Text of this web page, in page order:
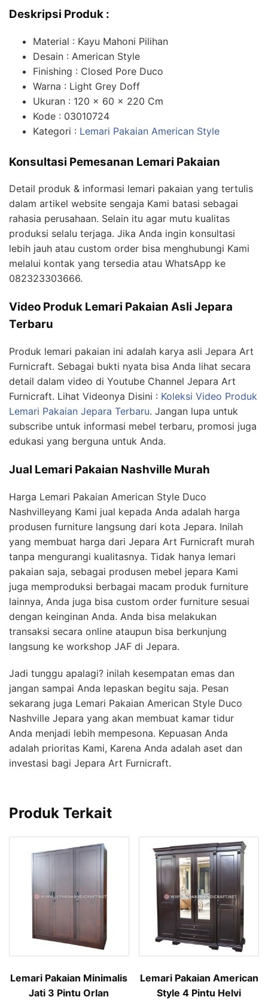
Deskripsi Produk :
Material : Kayu Mahoni Pilihan
Desain : American Style
Finishing : Closed Pore Duco
Warna : Light Grey Doff
Ukuran : 120 x 60 x 220 Cm
Kode : 03010724
Kategori : Lemari Pakaian American Style
Konsultasi Pemesanan Lemari Pakaian
Detail produk & informasi lemari pakaian yang tertulis
dalam artikel website sengaja Kami batasi sebagai
rahasia perusahaan. Selain itu agar mutu kualitas
produksi selalu terjaga. Jika Anda ingin konsultasi
lebih jauh atau custom order bisa menghubungi Kami
melalui kontak yang tersedia atau WhatsApp ke
082323303666.
Video Produk Lemari Pakaian Asli Jepara
Terbaru
Produk lemari pakaian ini adalah karya asli Jepara Art
Furnicraft. Sebagai bukti nyata bisa Anda lihat secara
detail dalam video di Youtube Channel Jepara Art
Furnicraft. Lihat Videonya Disini : Koleksi Video Produk
Lemari Pakaian Jepara Terbaru. Jangan lupa untuk
subscribe untuk informasi mebel terbaru, promosi juga
edukasi yang berguna untuk Anda.
Jual Lemari Pakaian Nashville Murah
Harga Lemari Pakaian American Style Duco
Nashvilleyang Kami jual kepada Anda adalah harga
produsen furniture langsung dari kota Jepara. Inilah
yang membuat harga dari Jepara Art Furnicraft murah
tanpa mengurangi kualitasnya. Tidak hanya lemari
pakaian saja, sebagai produsen mebel jepara Kami
juga memproduksi berbagai macam produk furniture
lainnya, Anda juga bisa custom order furniture sesuai
dengan keinginan Anda. Anda bisa melakukan
transaksi secara online ataupun bisa berkunjung
langsung ke workshop JAF di Jepara.
Jadi tunggu apalagi? inilah kesempatan emas dan
jangan sampai Anda lepaskan begitu saja. Pesan
sekarang juga Lemari Pakaian American Style Duco
Nashville Jepara yang akan membuat kamar tidur
Anda menjadi lebih mempesona. Kepuasan Anda
adalah prioritas Kami, Karena Anda adalah aset dan
investasi bagi Jepara Art Furnicraft.
Produk Terkait
Lemari Pakaian Minimalis
Jati 3 Pintu Orlan
Lemari Pakaian American
Style 4 Pintu Helvi